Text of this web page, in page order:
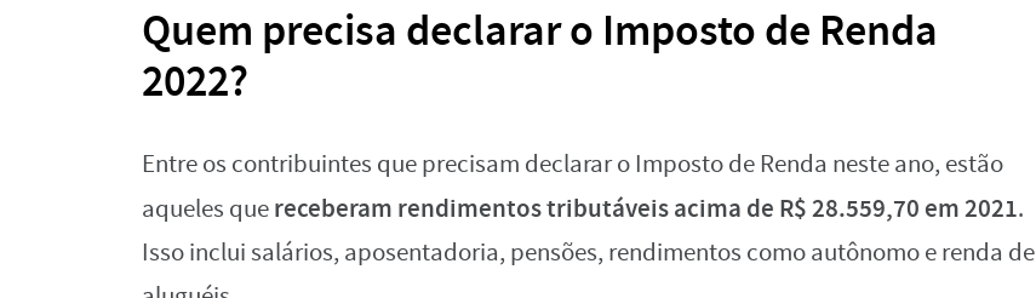
Quem precisa declarar o Imposto de Renda
2022?
Entre os contribuintes que precisam declarar o Imposto de Renda neste ano, estão
aqueles quereceberam rendimentos tributáveis acima de R$ 28.559,70 em 2021.
Isso inclui salários, aposentadoria, pensões, rendimentos como autônomo e renda de